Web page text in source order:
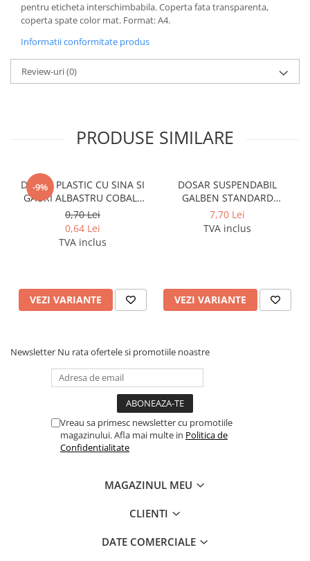
Creta scolara
sabloane, truse geometrie
Foarfeci
Markere evidentiatoare text
Markere permanente
Markere speciale pentru desen
Produse Craft
Ghiozdane si genti scolare
Penare
Carti si jocuri pentru copii
Carti de colorat si povestit
Coperti scolare
Diverse articole pentru scoala
pentru eticheta interschimbabila. Coperta fata transparenta,
coperta spate color mat. Format: A4.
Informatii conformitate produs
Review-uri(0)
PRODUSE SIMILARE
-9%
DOSAR PLASTIC CU SINA SI
GAURI ALBASTRU COBALT
NOKI
0,70 Lei
0,64 Lei
TVA inclus
VEZI VARIANTE
DOSAR SUSPENDABIL
GALBEN STANDARD
PENDAFLEX ESSELTE
7,70 Lei
TVA inclus
VEZI VARIANTE
Newsletter Nu rata ofertele si promotiile noastre
Vreau sa primesc newsletter cu promotiile
magazinului. Afla mai multe in Politica de
Confidentialitate
MAGAZINUL MEU
CLIENTI
DATE COMERCIALE